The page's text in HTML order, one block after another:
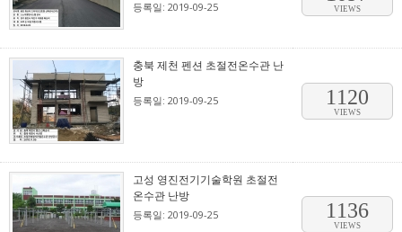
등록일: 2019-09-25 VIEWS
충북 제천 펜션 초절전온수관 난
방
등록일: 2019-09-25 1120
VIEWS
고성 영진전기기술학원 초절전
온수관 난방
등록일: 2019-09-25 1136
VIEWS